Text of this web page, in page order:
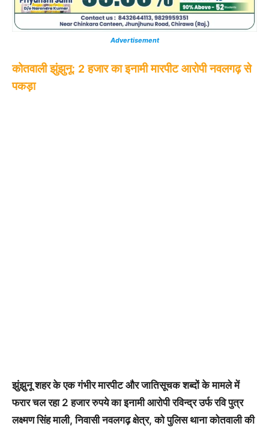
Advertisement
कोतवाली झुंझुनू: 2 हजार का इनामी मारपीट आरोपी नवलगढ़ से
पकड़ा
झुंझुनू शहर के एक गंभीर मारपीट और जातिसूचक शब्दों के मामले में
फरार चल रहा 2 हजार रुपये का इनामी आरोपी रविन्द्र उर्फ रवि पुत्र
लक्ष्मण सिंह माली, निवासी नवलगढ़ क्षेत्र, को पुलिस थाना कोतवाली की